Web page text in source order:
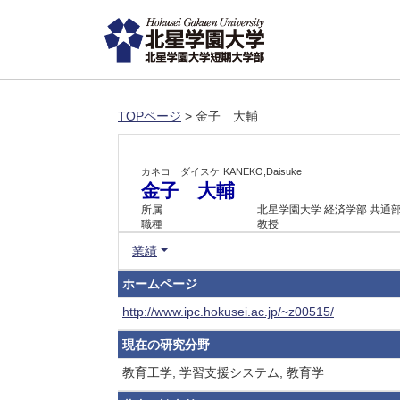
TOPページ > 金子 大輔
カネコ ダイスケ KANEKO,Daisuke
金子 大輔
所属
北星学園大学 経済学部 共通
職種
教授
業績
ホームページ
http://www.ipc.hokusei.ac.jp/~z00515/
現在の研究分野
教育工学, 学習支援システム, 教育学